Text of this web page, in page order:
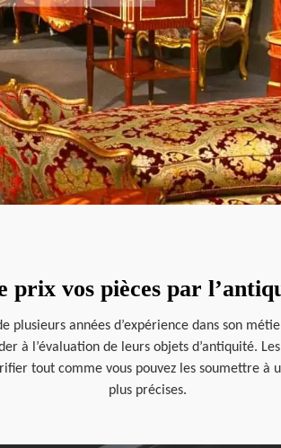
prix vos pièces par
années d’expérience dans son
à l’évaluation de leurs objets d’antiquité.
tout comme vous pouvez les soumettre
plus précises.